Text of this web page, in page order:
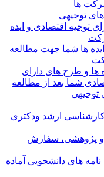
ها
توجیهی
توجیه اقتصادی و ایده
ها شما جهت مطالعه
ها و طرح های دارای
شما بعد از مطالعه
کارشناسی ارشد ودکتری
و پژوهشی، سفارش
های دانشجویی آماده